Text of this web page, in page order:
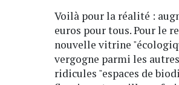
Voilà pour la réalité :
euros pour tous. Pour le
nouvelle vitrine
vergogne parmi les
ridicules "espaces de